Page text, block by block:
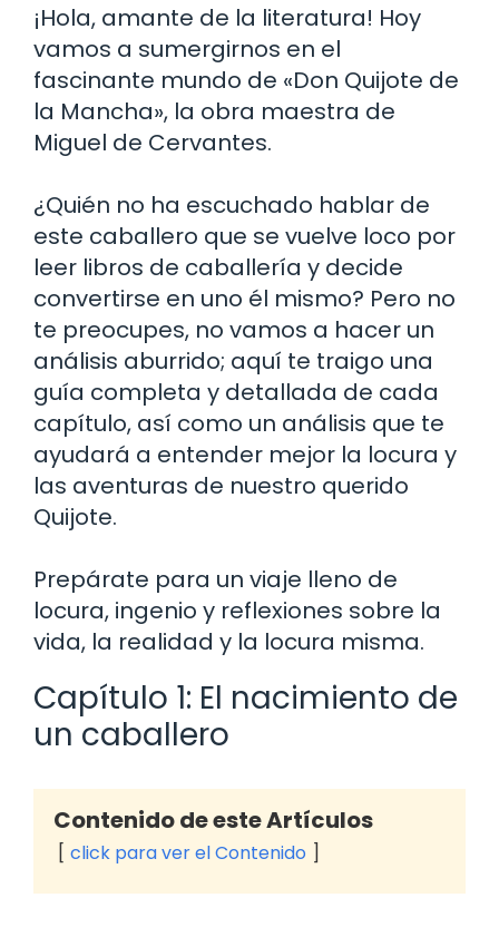
¡Hola, amante de la literatura! Hoy
vamos a sumergirnos en el
fascinante mundo de «Don Quijote de
la Mancha», la obra maestra de
Miguel de Cervantes.
¿Quién no ha escuchado hablar de
este caballero que se vuelve loco por
leer libros de caballería y decide
convertirse en uno él mismo? Pero no
te preocupes, no vamos a hacer un
análisis aburrido; aquí te traigo una
guía completa y detallada de cada
capítulo, así como un análisis que te
ayudará a entender mejor la locura y
las aventuras de nuestro querido
Quijote.
Prepárate para un viaje lleno de
locura, ingenio y reflexiones sobre la
vida, la realidad y la locura misma.
Capítulo 1: El nacimiento de
un caballero
Contenido de este Artículos
click para ver el Contenido